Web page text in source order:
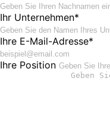
Ihr Unternehmen*
Ihre E-Mail-Adresse*
Ihre Position